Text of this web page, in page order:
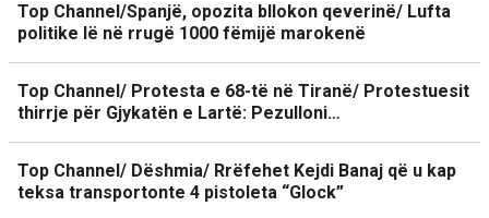
Top Channel/Spanjë, opozita bllokon qeverinë/ Lufta
politike lë në rrugë 1000 fëmijë marokenë
Top Channel/ Protesta e 68-të në Tiranë/ Protestuesit
thirrje për Gjykatën e Lartë: Pezulloni…
Top Channel/ Dëshmia/ Rrëfehet Kejdi Banaj që u kap
teksa transportonte 4 pistoleta “Glock”